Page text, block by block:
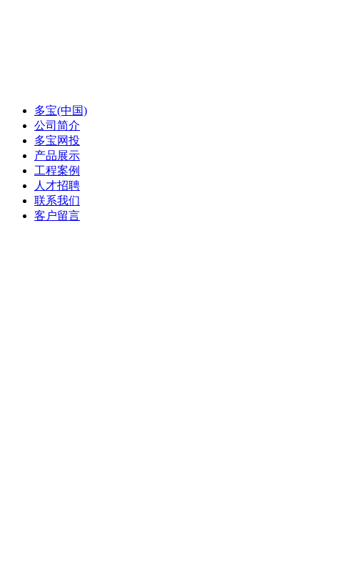
多宝(中国)
公司简介
多宝网投
产品展示
工程案例
人才招聘
联系我们
客户留言